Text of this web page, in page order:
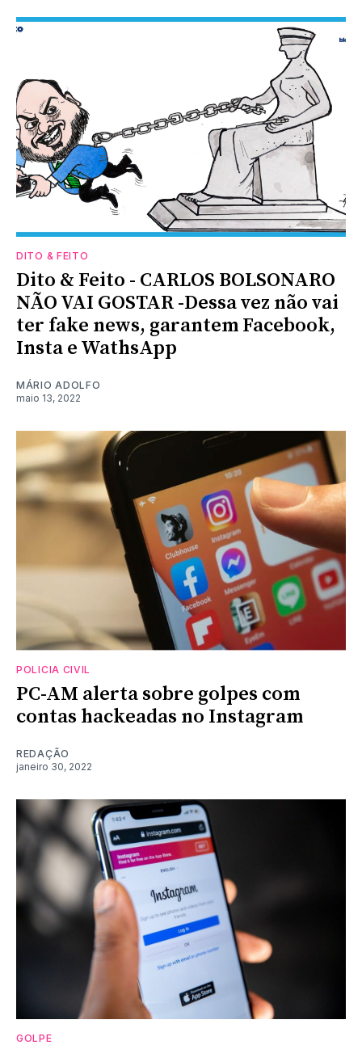
DITO & FEITO
Dito & Feito - CARLOS BOLSONARO
NÃO VAI GOSTAR -Dessa vez não vai
ter fake news, garantem Facebook,
Insta e WathsApp
MÁRIO ADOLFO
maio 13, 2022
POLICIA CIVIL
PC-AM alerta sobre golpes com
contas hackeadas no Instagram
REDAÇÃO
janeiro 30, 2022
GOLPE